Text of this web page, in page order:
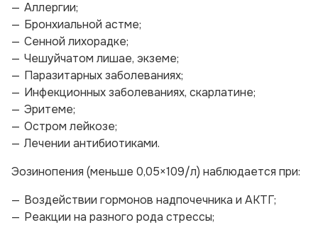
Аллергии;
Бронхиальной астме;
Сенной лихорадке;
Чешуйчатом лишае, экземе;
Паразитарных заболеваниях;
Инфекционных заболеваниях, скарлатине;
Эритеме;
Остром лейкозе;
Лечении антибиотиками.
Эозинопения (меньше 0,05×109/л) наблюдается при:
Воздействии гормонов надпочечника и АКТГ;
Реакции на разного рода стрессы;